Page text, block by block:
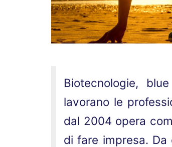
Biotecnologie,
lavorano le
dal 2004 opera
di fare impresa.